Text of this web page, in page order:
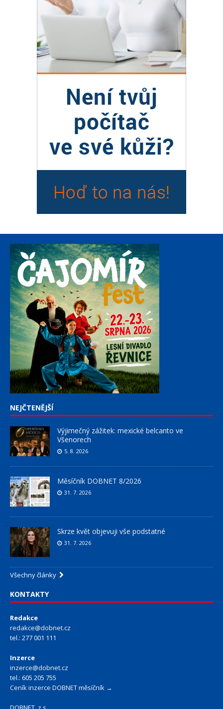
NEJČTENĚJŠÍ
Výjimečný zážitek: mexické belcanto ve
Všenorech
5. 8. 2026
Měsíčník DOBNET 8/2026
31. 7. 2026
Skrze květ objevuji vše podstatné
31. 7. 2026
Všechny články
KONTAKTY
Redakce
redakce@dobnet.cz
tel.: 277 001 111
Inzerce
inzerce@dobnet.cz
tel.: 605 205 755
Ceník inzerce DOBNET měsíčník →